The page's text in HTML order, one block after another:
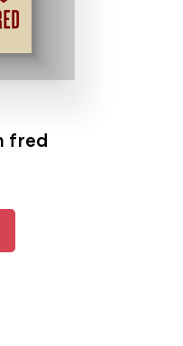
fred